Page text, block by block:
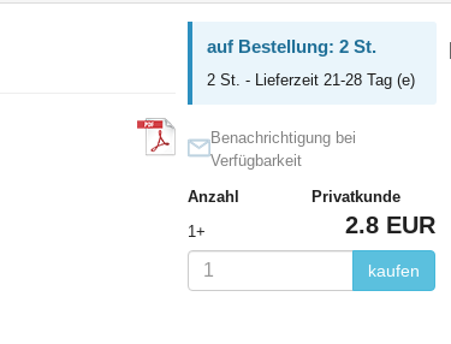
auf Bestellung: 2 St.
2 St. - Lieferzeit 21-28 Tag (e)
Benachrichtigung bei
Verfügbarkeit
Anzahl
Privatkunde
1+
2.8 EUR
kaufen